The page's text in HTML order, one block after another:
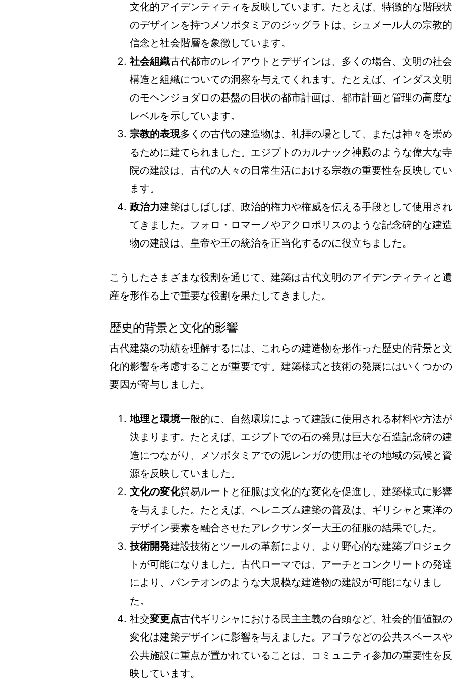
文化的アイデンティティを反映しています。たとえば、特徴的な階段状
のデザインを持つメソポタミアのジッグラトは、シュメール人の宗教的
信念と社会階層を象徴しています。
社会組織古代都市のレイアウトとデザインは、多くの場合、文明の社会
構造と組織についての洞察を与えてくれます。たとえば、インダス文明
のモヘンジョダロの碁盤の目状の都市計画は、都市計画と管理の高度な
レベルを示しています。
宗教的表現多くの古代の建造物は、礼拝の場として、または神々を崇め
るために建てられました。エジプトのカルナック神殿のような偉大な寺
院の建設は、古代の人々の日常生活における宗教の重要性を反映してい
ます。
政治力建築はしばしば、政治的権力や権威を伝える手段として使用され
てきました。フォロ・ロマーノやアクロポリスのような記念碑的な建造
物の建設は、皇帝や王の統治を正当化するのに役立ちました。
こうしたさまざまな役割を通じて、建築は古代文明のアイデンティティと遺
産を形作る上で重要な役割を果たしてきました。
歴史的背景と文化的影響
古代建築の功績を理解するには、これらの建造物を形作った歴史的背景と文
化的影響を考慮することが重要です。建築様式と技術の発展にはいくつかの
要因が寄与しました。
地理と環境一般的に、自然環境によって建設に使用される材料や方法が
決まります。たとえば、エジプトでの石の発見は巨大な石造記念碑の建
造につながり、メソポタミアでの泥レンガの使用はその地域の気候と資
源を反映していました。
文化の変化貿易ルートと征服は文化的な変化を促進し、建築様式に影響
を与えました。たとえば、ヘレニズム建築の普及は、ギリシャと東洋の
デザイン要素を融合させたアレクサンダー大王の征服の結果でした。
技術開発建設技術とツールの革新により、より野心的な建築プロジェク
トが可能になりました。古代ローマでは、アーチとコンクリートの発達
により、パンテオンのような大規模な建造物の建設が可能になりまし
た。
社交変更点古代ギリシャにおける民主主義の台頭など、社会的価値観の
変化は建築デザインに影響を与えました。アゴラなどの公共スペースや
公共施設に重点が置かれていることは、コミュニティ参加の重要性を反
映しています。